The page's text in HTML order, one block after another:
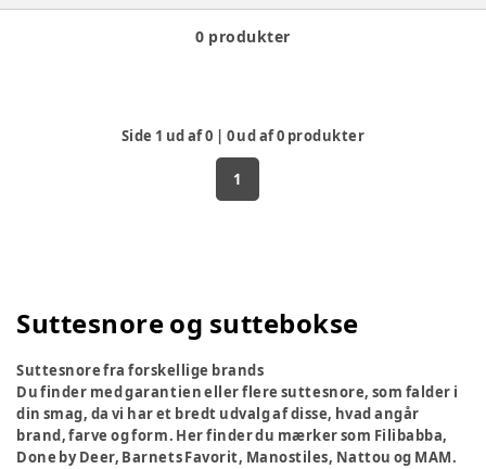
0 produkter
Side 1 ud af0 | 0ud af0 produkter
1
Suttesnore og suttebokse
Suttesnore fra forskellige brands
Du finder med garantien eller flere suttesnore, som falder i
din smag, da vi har et bredt udvalg af disse, hvad angår
brand, farve og form. Her finder du mærker som Filibabba,
Done by Deer, Barnets Favorit, Manostiles, Nattou og MAM.